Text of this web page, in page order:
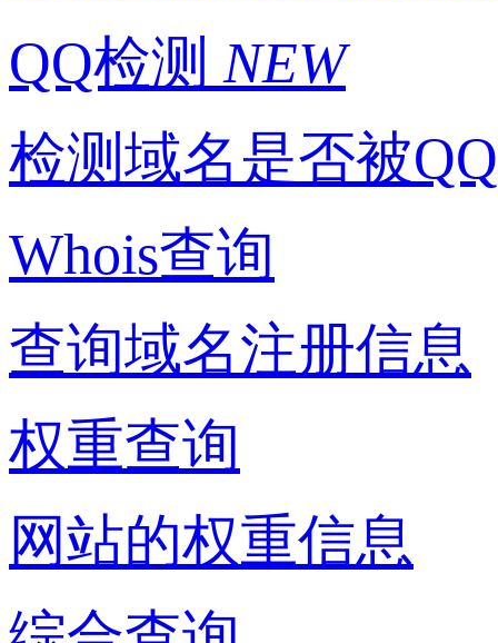
QQ检测 NEW
检测域名是否被
Whois查询
查询域名注册信息
权重查询
网站的权重信息